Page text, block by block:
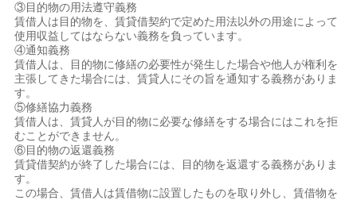
③目的物の用法遵守義務
賃借人は目的物を、賃貸借契約で定めた用法以外の用途によって
使用収益してはならない義務を負っています。
④通知義務
賃借人は、目的物に修繕の必要性が発生した場合や他人が権利を
主張してきた場合には、賃貸人にその旨を通知する義務がありま
す。
⑤修繕協力義務
賃借人は、賃貸人が目的物に必要な修繕をする場合にはこれを拒
むことができません。
⑥目的物の返還義務
賃貸借契約が終了した場合には、目的物を返還する義務がありま
す。
この場合、賃借人は賃借物に設置したものを取り外し、賃借物を